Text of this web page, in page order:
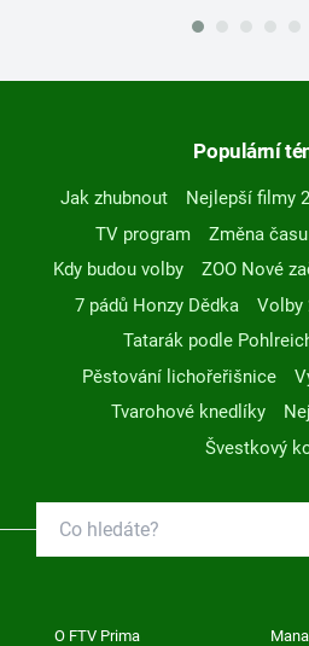
Populární
Jak zhubnout Nejlepší filmy
TV program
Změna času
Kdy budou volby
ZOO Nové
7 pádů Honzy Dědka
Volby
Tatarák podle
Pěstování lichořeřišnice
Tvarohové knedlíky
Švestkový
O FTV Prima